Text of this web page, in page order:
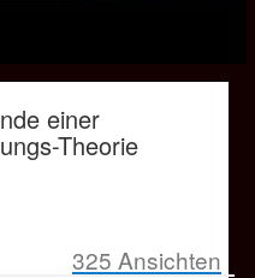
einer
Theorie
325 Ansichten